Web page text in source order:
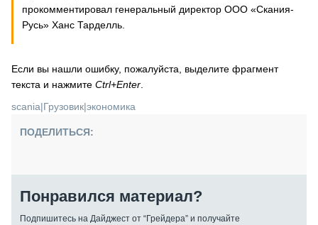
прокомментировал генеральный директор ООО «Скания-
Русь» Ханс Тарделль.
Если вы нашли ошибку, пожалуйста, выделите фрагмент
текста и нажмите Ctrl+Enter
scania|Грузовик|экономика
ПОДЕЛИТЬСЯ:
Понравился материал?
Подпишитесь на Дайджест от “Грейдера” и получайте